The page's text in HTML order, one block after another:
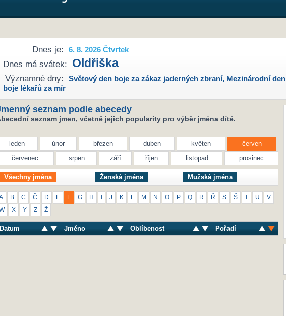
Dnes je: 6. 8. 2026 Čtvrtek
Dnes má svátek: Oldřiška
Významné dny: Světový den boje za zákaz jaderných zbraní, Mezinárodní den
boje lékařů za mír
seznam podle abecedy
seznam jmen, včetně jejich popularity pro výběr jména dítě.
leden únor březen duben květen
červen
červenec
srpen září říjen listopad prosinec
Všechny jména Ženská jména Mužská jména
B C Č D E F G H J K M N O P Q R Ř S Š T U V
X Y Z Ž
Datum Jméno Oblíbenost Pořadí